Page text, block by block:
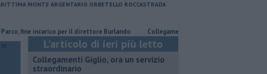
MONTE ARGENTARIO ORBETELLO ROCCASTRADA
incarico per il direttore Burlando Collegamenti Giglio, ora un servizio
L'articolo di ieri più letto
Collegamenti Giglio, ora un servizio
straordinario